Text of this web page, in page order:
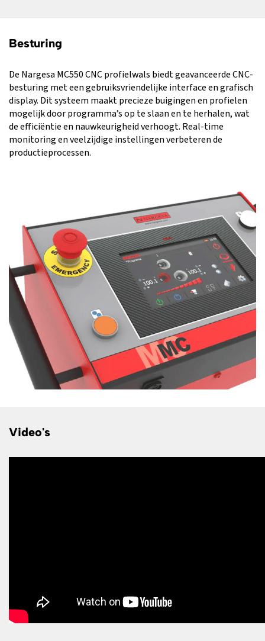
Besturing
De Nargesa MC550 CNC profielwals biedt geavanceerde CNC-
besturing met een gebruiksvriendelijke interface en grafisch
display. Dit systeem maakt precieze buigingen en profielen
mogelijk door programma’s op te slaan en te herhalen, wat
de efficiëntie en nauwkeurigheid verhoogt. Real-time
monitoring en veelzijdige instellingen verbeteren de
productieprocessen.
Video's